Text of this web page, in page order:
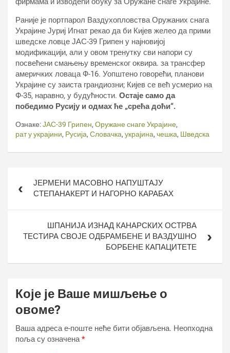
Раније је портпарол Ваздухопловства Оружаних снага
Украјине Јуриј Игнат рекао да би Кијев желео да прими
шведске ловце ЈАС-39 Грипен у најновијој
модификацији, али у овом тренутку сви напори су
посвећени смањењу временског оквира. за трансфер
америчких ловаца Ф-16. Уопштено говорећи, планови
Украјине су заиста грандиозни; Кијев се већ усмерио на
Ф-35, наравно, у будућности. Остаје само да
победимо Русију и одмах ће „срећа доћи“.
Ознаке:ЈАС-39 Грипен, Оружане снаге Украјине,
рат у украјини, Русија, Словачка, украјина, чешка, Шведска
чланкаЈЕРМЕНИ МАСОВНО НАПУШТАЈУ
СТЕПАНАКЕРТ И НАГОРНО КАРАБАХ
ШПАНИЈА ИЗНАД КАНАРСКИХ ОСТРВА
ТЕСТИРА СВОЈЕ ОДБРАМБЕНЕ И ВАЗДУШНО
БОРБЕНЕ КАПАЦИТЕТЕ
Које је Ваше мишљење о
овоме?
Ваша адреса е-поште неће бити објављена. Неопходна
поља су означена*